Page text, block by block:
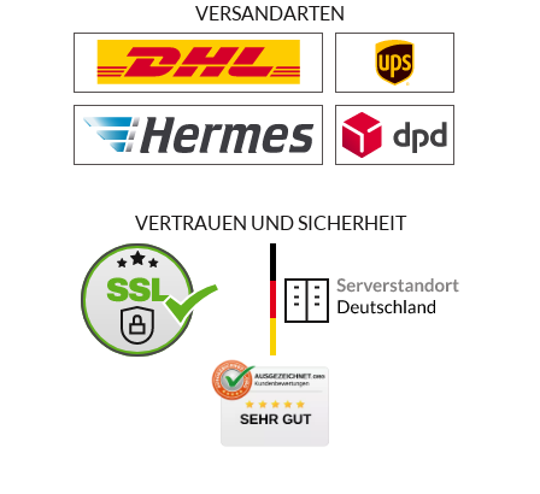
VERSANDARTEN
VERTRAUEN UND SICHERHEIT